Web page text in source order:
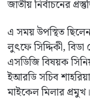
জাতীয় নির্বাচনের
এ সময় উপস্থিত
লুৎফে সিদ্দিকী,
এসডিজি বিষয়ক
ইআরডি সচিব
মাইকেল মিলার প্রমুখ।